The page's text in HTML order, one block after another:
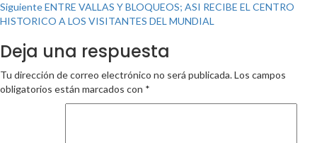
SiguienteENTRE VALLAS Y BLOQUEOS; ASI RECIBE EL CENTRO
HISTORICO A LOS VISITANTES DEL MUNDIAL
Deja una respuesta
Tu dirección de correo electrónico no será publicada.Los campos
obligatorios están marcados con *